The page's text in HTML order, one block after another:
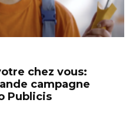
chez vous:
campagne
Publicis